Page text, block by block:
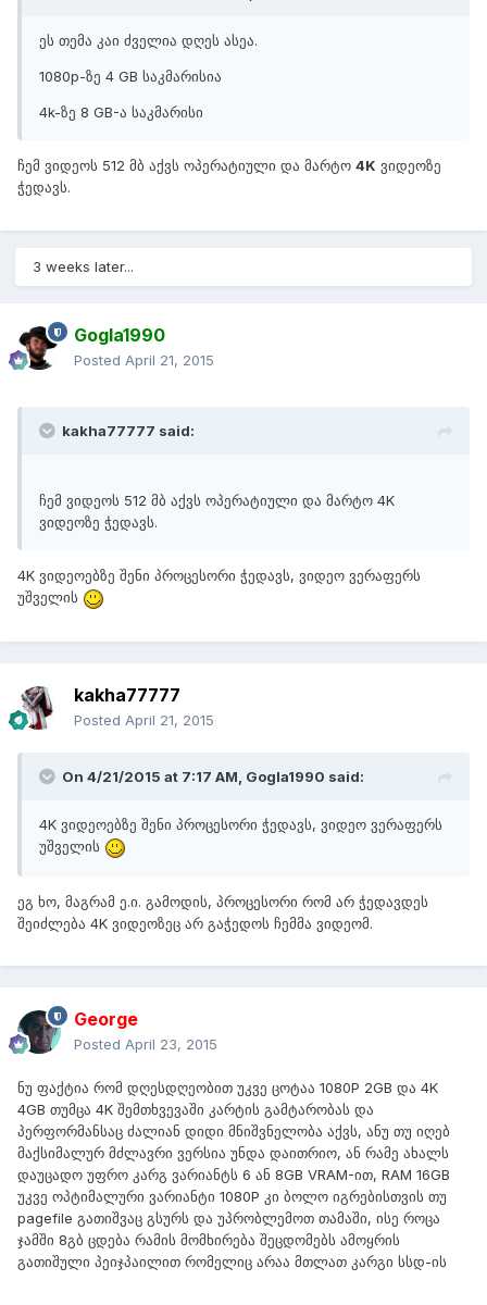
ეს თემა კაი ძველია დღეს ასეა.
1080p-ზე 4 GB საკმარისია
4k-ზე 8 GB-ა საკმარისი
ჩემ ვიდეოს 512 მბ აქვს ოპერატიული და მარტო 4K ვიდეოზე
ჭედავს.
3 weeks later...
Gogla1990
Posted April 21, 2015
kakha77777 said:
ჩემ ვიდეოს 512 მბ აქვს ოპერატიული და მარტო 4K
ვიდეოზე ჭედავს.
4K ვიდეოებზე შენი პროცესორი ჭედავს, ვიდეო ვერაფერს
უშველის
kakha77777
Posted April 21, 2015
On 4/21/2015 at 7:17 AM, Gogla1990 said:
4K ვიდეოებზე შენი პროცესორი ჭედავს, ვიდეო ვერაფერს
უშველის
ეგ ხო, მაგრამ ე.ი. გამოდის, პროცესორი რომ არ ჭედავდეს
შეიძლება 4K ვიდეოზეც არ გაჭედოს ჩემმა ვიდეომ.
George
Posted April 23, 2015
ნუ ფაქტია რომ დღესდღეობით უკვე ცოტაა 1080P 2GB და 4K
4GB თუმცა 4K შემთხვევაში კარტის გამტარობას და
პერფორმანსაც ძალიან დიდი მნიშვნელობა აქვს, ანუ თუ იღებ
მაქსიმალურ მძლავრი ვერსია უნდა დაითრიო, ან რამე ახალს
დაუცადო უფრო კარგ ვარიანტს 6 ან 8GB VRAM-ით, RAM 16GB
უკვე ოპტიმალური ვარიანტი 1080P კი ბოლო იგრებისთვის თუ
pagefile გათიშვაც გსურს და უპრობლემოთ თამაში, ისე როცა
ჯამში 8გბ ცდება რამის მომხირება შეცდომებს ამოყრის
გათიშული პეიჯპაილით რომელიც არაა მთლათ კარგი სსდ-ის